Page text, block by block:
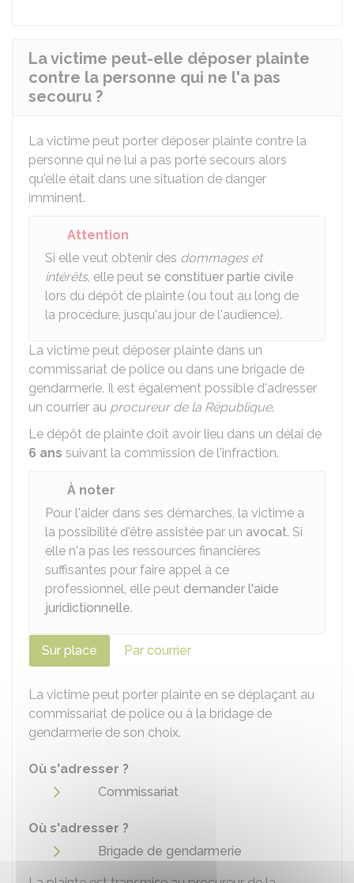
La victime peut-elle déposer plainte
contre la personne qui ne l'a pas
secouru ?
La victime peut porter déposer plainte contre la
personne qui ne lui a pas porté secours alors
qu'elle était dans une situation de danger
imminent.
Attention
Si elle veut obtenir des dommages et
intérêts, elle peut se constituer partie civile
lors du dépôt de plainte (ou tout au long de
la procédure, jusqu'au jour de l'audience).
La victime peut déposer plainte dans un
commissariat de police ou dans une brigade de
gendarmerie. Il est également possible d'adresser
un courrier au procureur de la République.
Le dépôt de plainte doit avoir lieu dans un délai de
6 ans suivant la commission de l'infraction.
À noter
Pour l'aider dans ses démarches, la victime a
la possibilité d'être assistée par un avocat. Si
elle n'a pas les ressources financières
suffisantes pour faire appel à ce
professionnel, elle peut demander l'aide
juridictionnelle.
Sur place Par courrier
La victime peut porter plainte en se déplaçant au
commissariat de police ou à la bridage de
gendarmerie de son choix.
Où s'adresser ?
Commissariat
Où s'adresser ?
Brigade de gendarmerie